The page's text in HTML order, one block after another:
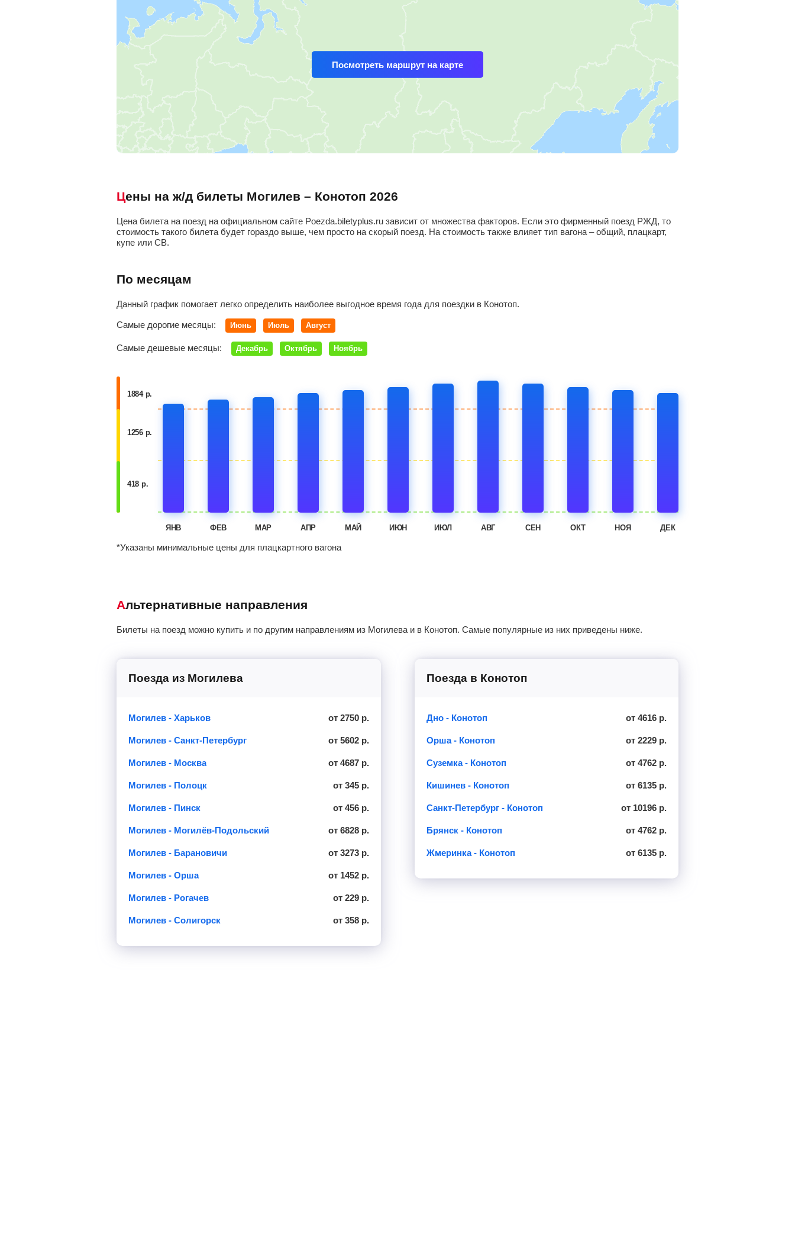
Посмотреть маршрут на карте
Цены на ж/д билеты Могилев – Конотоп 2026
Цена билета на поезд на официальном сайте Poezda.biletyplus.ru зависит от множества факторов. Если это фирменный поезд РЖД, то
стоимость такого билета будет гораздо выше, чем просто на скорый поезд. На стоимость также влияет тип вагона – общий, плацкарт,
купе или СВ.
По месяцам
Данный график помогает легко определить наиболее выгодное время года для поездки в Конотоп.
Самые дорогие месяцы: Июнь Июль Август
Самые дешевые месяцы: Декабрь Октябрь Ноябрь
1884 р.
1256 р.
418 р.
ЯНВ ФЕВ МАР АПР МАЙ ИЮН ИЮЛ АВГ СЕН ОКТ НОЯ ДЕК
*Указаны минимальные цены для плацкартного вагона
Альтернативные направления
Билеты на поезд можно купить и по другим направлениям из Могилева и в Конотоп. Самые популярные из них приведены ниже.
Поезда из Могилева
Могилев - Харьков от 2750 р.
Могилев - Санкт-Петербург от 5602 р.
Могилев - Москва от 4687 р.
Могилев - Полоцк от 345 р.
Могилев - Пинск от 456 р.
Могилев - Могилёв-Подольский от 6828 р.
Могилев - Барановичи от 3273 р.
Могилев - Орша от 1452 р.
Могилев - Рогачев от 229 р.
Могилев - Солигорск от 358 р.
Поезда в Конотоп
Дно - Конотоп от 4616 р.
Орша - Конотоп от 2229 р.
Суземка - Конотоп от 4762 р.
Кишинев - Конотоп от 6135 р.
Санкт-Петербург - Конотоп от 10196 р.
Брянск - Конотоп от 4762 р.
Жмеринка - Конотоп от 6135 р.